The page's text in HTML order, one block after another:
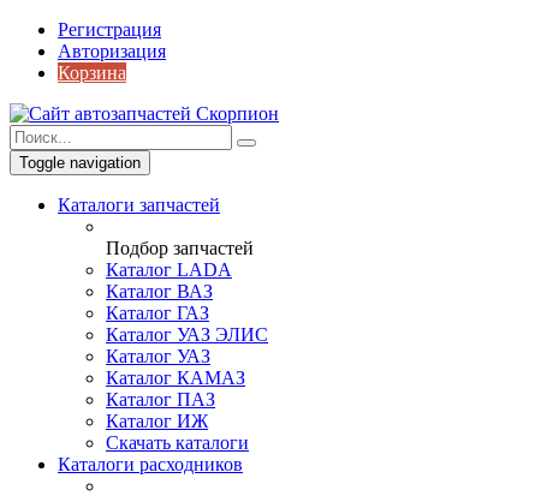
Регистрация
Авторизация
Корзина
Toggle navigation
Каталоги запчастей
Подбор запчастей
Каталог LADA
Каталог ВАЗ
Каталог ГАЗ
Каталог УАЗ ЭЛИС
Каталог УАЗ
Каталог КАМАЗ
Каталог ПАЗ
Каталог ИЖ
Скачать каталоги
Каталоги расходников